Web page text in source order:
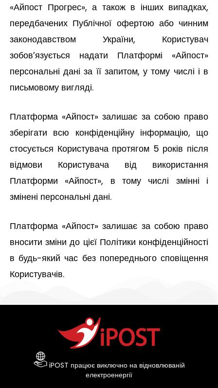
«Айпост Прогрес», а також в інших випадках,
передбачених Публічної офертою або чинним
законодавством України, Користувач
зобов’язується надати Платформі «Айпост»
персональні дані за її запитом, у тому числі і в
письмовому вигляді.
Платформа «Айпост» залишає за собою право
зберігати всю конфіденційну інформацію, що
стосується Користувача протягом 5 років після
відмови Користувача від використання
Платформи «Айпост», в тому числі змінні і
змінені персональні дані.
Платформа «Айпост» залишає за собою право
вносити зміни до цієї Політики конфіденційності
в будь-який час без попереднього сповіщення
Користувачів.
iPOST працює виключно на відновлюваній
електроенергії